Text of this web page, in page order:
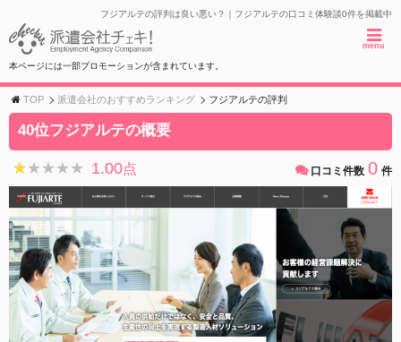
フジアルテの評判は良い悪い？｜フジアルテの口コミ体験談0件を掲載中
menu
本ページには一部プロモーションが含まれています。
TOP 派遣会社のおすすめランキング フジアルテの評判
40位フジアルテの概要
★★★★★
★★★★★ 1.00点 口コミ件数 0 件